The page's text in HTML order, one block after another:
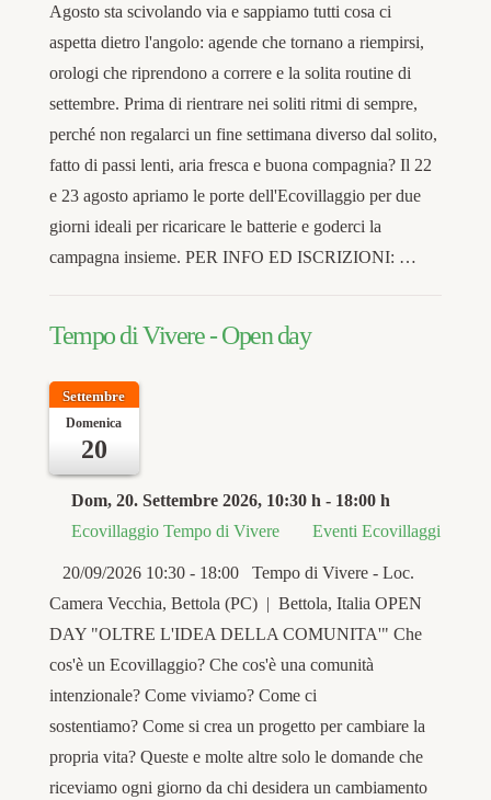
Agosto sta scivolando via e sappiamo tutti cosa ci
aspetta dietro l'angolo: agende che tornano a riempirsi,
orologi che riprendono a correre e la solita routine di
settembre. Prima di rientrare nei soliti ritmi di sempre,
perché non regalarci un fine settimana diverso dal solito,
fatto di passi lenti, aria fresca e buona compagnia? Il 22
e 23 agosto apriamo le porte dell'Ecovillaggio per due
giorni ideali per ricaricare le batterie e goderci la
campagna insieme. PER INFO ED ISCRIZIONI: …
Tempo di Vivere - Open day
Settembre
Domenica
20
Dom, 20. Settembre 2026, 10:30 h - 18:00 h
Ecovillaggio Tempo di Vivere
Eventi Ecovillaggi
20/09/2026 10:30 - 18:00 Tempo di Vivere - Loc.
Camera Vecchia, Bettola (PC) | Bettola, Italia OPEN
DAY "OLTRE L'IDEA DELLA COMUNITA'" Che
cos'è un Ecovillaggio? Che cos'è una comunità
intenzionale? Come viviamo? Come ci
sostentiamo? Come si crea un progetto per cambiare la
propria vita? Queste e molte altre solo le domande che
riceviamo ogni giorno da chi desidera un cambiamento